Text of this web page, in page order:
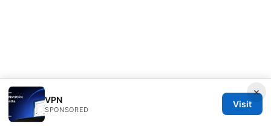
×
VPN
SPONSORED
Visit